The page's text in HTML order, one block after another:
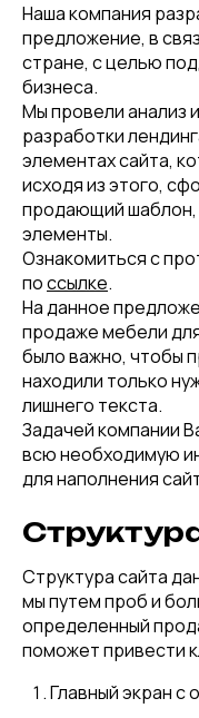
Наша компания
предложение, в
стране, с целью
бизнеса.
Мы провели анализ
разработки
элементах сайта,
исходя из этого,
продающий шаблон,
элементы.
Ознакомиться с
поссылке.
На данное
продаже мебели
было важно, чтобы
находили только
лишнего текста.
Задачей компании
всю необходимую
для наполнения
Структура сайта
мы путем проб и
определенный
поможет привести
Главный экран